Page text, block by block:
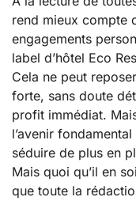
rend mieux compte
engagements
label d’hôtel Eco
Cela ne peut
forte, sans doute
profit immédiat.
l’avenir
séduire de plus en
Mais quoi qu’il en
que toute la